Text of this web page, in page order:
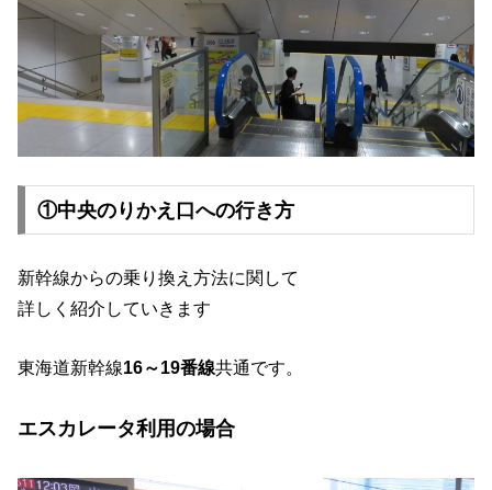
①中央のりかえ口への行き方
新幹線からの乗り換え方法に関して
詳しく紹介していきます
東海道新幹線16～19番線共通です。
エスカレータ利用の場合